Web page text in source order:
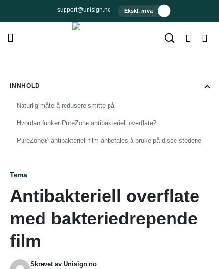
support@unisign.no Ekskl. mva
Tema
Antibakteriell overflate
med bakteriedrepende
film
Skrevet av Unisign.no
INNHOLD
Naturlig måte å redusere smitte på
Hvordan funker PureZone antibakteriell overflate?
PureZone® antibakteriell film anbefales å bruke på disse stedene